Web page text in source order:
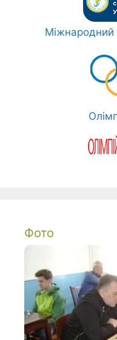
Міжнародний
Фото